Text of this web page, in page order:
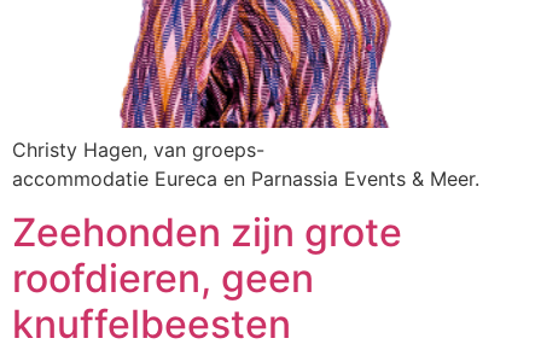
Christy Hagen, van groeps-
accommodatie Eureca en Parnassia Events & Meer.
Zeehonden zijn grote
roofdieren, geen
knuffelbeesten